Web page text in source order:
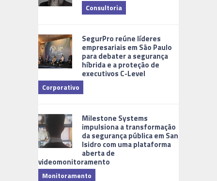
Consultoria
SegurPro reúne líderes
empresariais em São Paulo
para debater a segurança
híbrida e a proteção de
executivos C-Level
Corporativo
Milestone Systems
impulsiona a transformação
da segurança pública em San
Isidro com uma plataforma
aberta de
videomonitoramento
Monitoramento